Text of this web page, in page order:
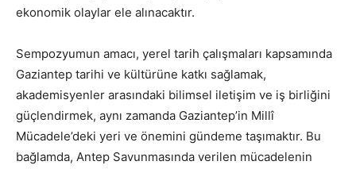
ekonomik olaylar ele alınacaktır.
Sempozyumun amacı, yerel tarih çalışmaları kapsamında
Gaziantep tarihi ve kültürüne katkı sağlamak,
akademisyenler arasındaki bilimsel iletişim ve iş birliğini
güçlendirmek, aynı zamanda Gaziantep’in Millî
Mücadele’deki yeri ve önemini gündeme taşımaktır. Bu
bağlamda, Antep Savunmasında verilen mücadelenin